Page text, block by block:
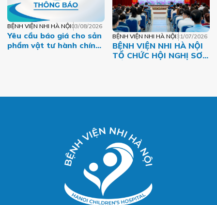
BỆNH VIỆN NHI HÀ NỘI03/08/2026
Yêu cầu báo giá cho sản
phẩm vật tư hành chính
BỆNH VIỆN NHI HÀ NỘI31/07/2026
BỆNH VIỆN NHI HÀ NỘI
TỔ CHỨC HỘI NGHỊ SƠ